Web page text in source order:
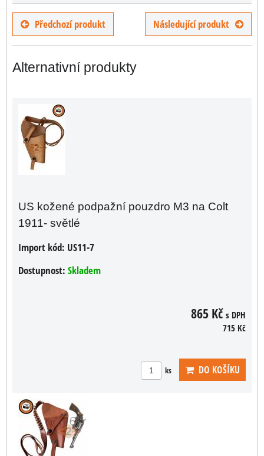
Předchozí produkt Následující produkt
Alternativní produkty
US kožené podpažní pouzdro M3 na Colt
1911- světlé
Import kód: US11-7
Dostupnost: Skladem
865 Kč s DPH
715 Kč
ks DO KOŠÍKU